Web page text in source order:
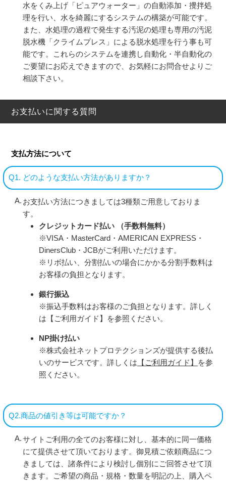
水をくみ上げ「ピュアウォーター」の自動添加・攪拌処
理を行い、水を綺麗にするシステムの構築が可能です。
また、水処理の過程で発生する汚泥の処理も専用の汚泥
脱水機「クライムプレス」による脱水処理を行う事も可
能です。これらのシステムを連携し自動化・半自動化の
ご要望にお応えできますので、お気軽にお問合せよりご
相談下さい。
お支払いに関する質問
支払方法について
Q1. どのような支払い方法がありますか？
お支払い方法につきましては3種類ご用意しておりま
す。
クレジットカード払い （手数料無料）
※VISA・MasterCard・AMERICAN EXPRESS・
DinersClub・JCBがご利用いただけます。
※リボ払い、分割払いの場合にかかる分割手数料は
お客様の負担となります。
銀行振込
※振込手数料はお客様のご負担となります。詳しく
は【ご利用ガイド】を参照ください。
NP掛け払い
※株式会社ネットプロテクションズが提供する後払
いのサービスです。詳しくは 【ご利用ガイド】
を参
照ください。
Q2.商品の値引き等は可能ですか？
サイトご利用の全てのお客様に対し、基本的に同一価格
にて提供させて頂いております。御見積ご依頼商品につ
きましては、諸条件により検討し個別にご回答させて頂
きます。ご希望の商品・規格・数量を明記の上、購入ペ